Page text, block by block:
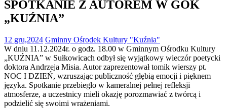
SPOTKANIE Z AUTOREM W GOK
„KUŹNIA”
12 gru,2024 Gminny Ośrodek Kultury "Kuźnia"
W dniu 11.12.2024r. o godz. 18.00 w Gminnym Ośrodku Kultury
„KUŹNIA” w Sułkowicach odbył się wyjątkowy wieczór poetycki
doktora Andrzeja Misia. Autor zaprezentował tomik wierszy pt.
NOC I DZIEŃ, wzruszając publiczność głębią emocji i pięknem
języka. Spotkanie przebiegło w kameralnej pełnej refleksji
atmosferze, a uczestnicy mieli okazję porozmawiać z twórcą i
podzielić się swoimi wrażeniami.